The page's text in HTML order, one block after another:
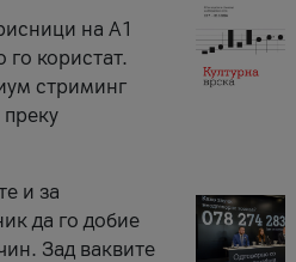
на A1
користат.
стриминг
и за
да го добие
Зад ваквите